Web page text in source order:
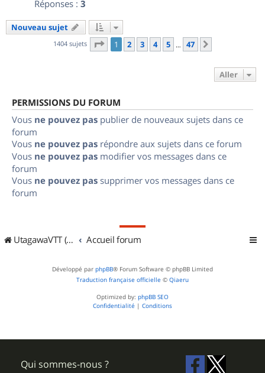
Réponses : 3
Nouveau sujet
1404 sujets Page 1sur
1 2 3 4 5 … 47
Aller
PERMISSIONS DU FORUM
Vous ne pouvez pas publier de nouveaux sujets dans ce
forum
Vous ne pouvez pas répondre aux sujets dans ce forum
Vous ne pouvez pas modifier vos messages dans ce
forum
Vous ne pouvez pas supprimer vos messages dans ce
forum
UtagawaVTT (Randos VTT et VTTAE avec traces GPS) Accueil forum
Développé par phpBB® Forum Software © phpBB Limited
Traduction française officielle © Qiaeru
Optimized by: phpBB SEO
Confidentialité | Conditions
Qui sommes-nous ?